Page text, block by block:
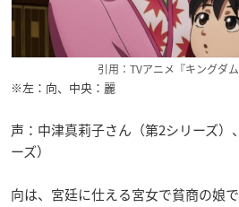
引用：TVアニメ『キングダム
※左：向、中央：麗
声：中津真莉子さん（第2シリーズ）
ーズ）
向は、宮廷に仕える宮女で貧商の娘で